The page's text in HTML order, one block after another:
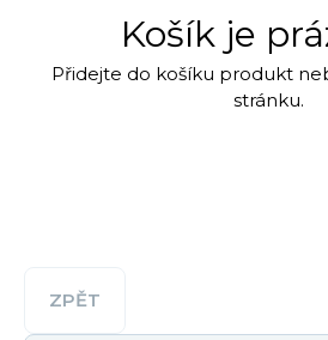
Košík je
Přidejte do košíku produkt
stránku.
ZPĚT